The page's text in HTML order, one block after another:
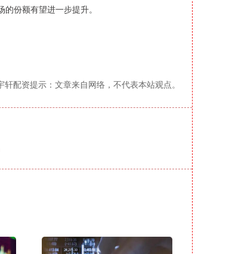
份额有望进一步提升。
轩配资提示：文章来自网络，不代表本站观点。